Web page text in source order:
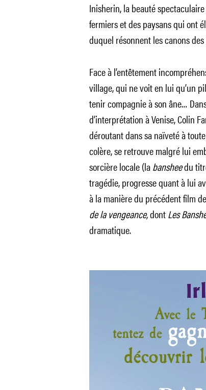
Inisherin, la beauté
fermiers et des paysans qui ont
duquel résonnent les canons
Face à l’entêtement
village, qui ne voit en lui qu’un
tenir compagnie à son âne…
d’interprétation à Venise, Colin
déroutant dans sa naïveté à
colère, se retrouve malgré lui
sorcière locale (labansheedu
tragédie, progresse quant à lui
à la manière du précédent film
de la vengeance,dontLes
dramatique.